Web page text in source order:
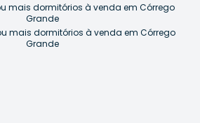
mais dormitórios à venda em Córrego
Grande
mais dormitórios à venda em Córrego
Grande